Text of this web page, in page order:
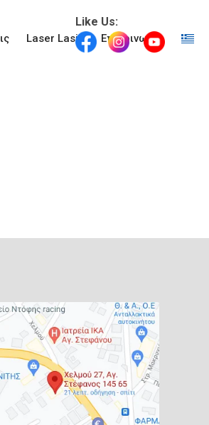
Like Us:
Laser Lasik Επικοινωνία